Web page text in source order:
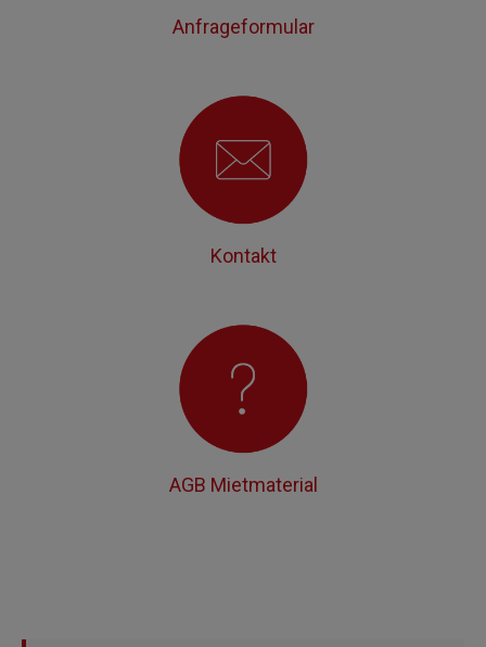
Anfrageformular
Kontakt
AGB Mietmaterial